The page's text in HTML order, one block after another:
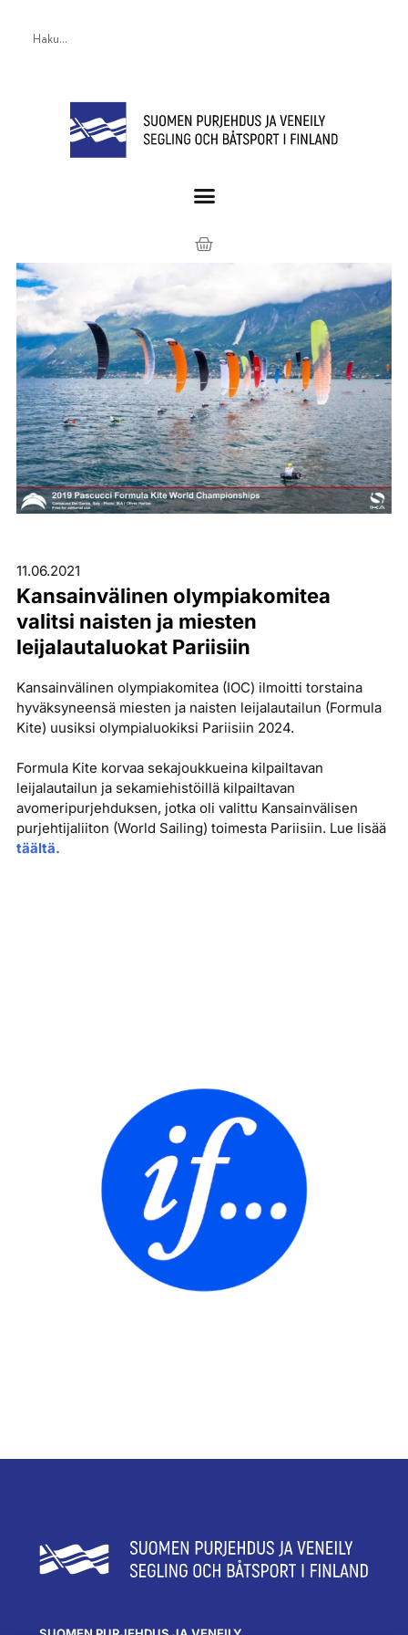
11.06.2021
Kansainvälinen olympiakomitea
valitsi naisten ja miesten
leijalautaluokat Pariisiin
Kansainvälinen olympiakomitea (IOC) ilmoitti torstaina
hyväksyneensä miesten ja naisten leijalautailun (Formula
Kite) uusiksi olympialuokiksi Pariisiin 2024.
Formula Kite korvaa sekajoukkueina kilpailtavan
leijalautailun ja sekamiehistöillä kilpailtavan
avomeripurjehduksen, jotka oli valittu Kansainvälisen
purjehtijaliiton (World Sailing) toimesta Pariisiin. Lue lisää
täältä.